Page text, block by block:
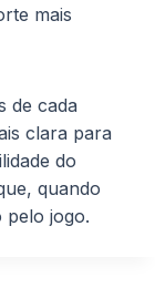
mais
de cada
clara para
do
quando
pelo jogo.